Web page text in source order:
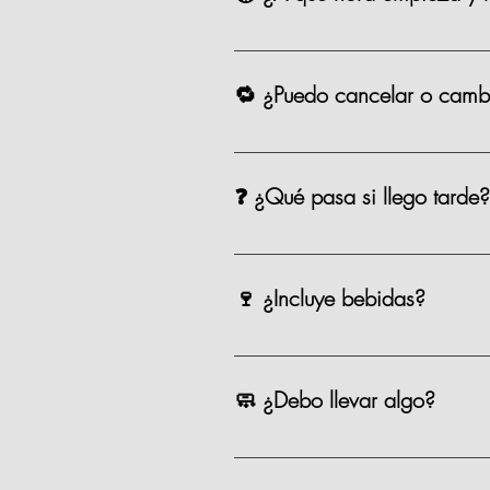
Las clases comienzan
🔁 ¿Puedo cancelar o
Sí, puedes cancelar o reagendar
❓ ¿Qué pasa si llego tarde?
Si llegas después de los
🍷 ¿Incluye bebidas?
Incluye una copa de vino o
🧼 ¿Debo llevar algo?
No, tú solo llegas con ganas de